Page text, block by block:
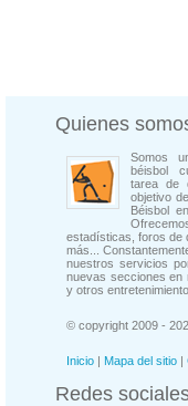
Quienes
Somos
béisbol
tarea de
objetivo
Béisbol
estadísticas, foros de
más...
nuestros servicios
nuevas secciones en
y otros
© copyright 2009 -
Inicio | Mapa del sitio |
Redes